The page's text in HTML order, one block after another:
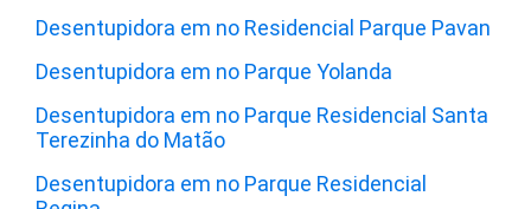
Desentupidora em no Residencial Parque Pavan
Desentupidora em no Parque Yolanda
Desentupidora em no Parque Residencial Santa
Terezinha do Matão
Desentupidora em no Parque Residencial